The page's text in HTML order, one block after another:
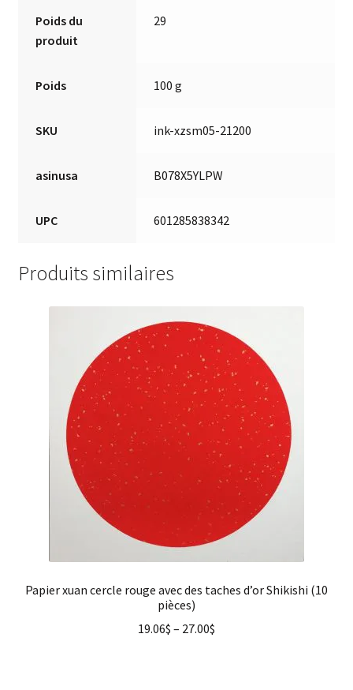
Poids du
produit
29
Poids 100 g
SKU ink-xzsm05-21200
asinusa B078X5YLPW
UPC 601285838342
Produits similaires
Papier xuan cercle rouge avec des taches d’or Shikishi (10
pièces)
19.06$ – 27.00$